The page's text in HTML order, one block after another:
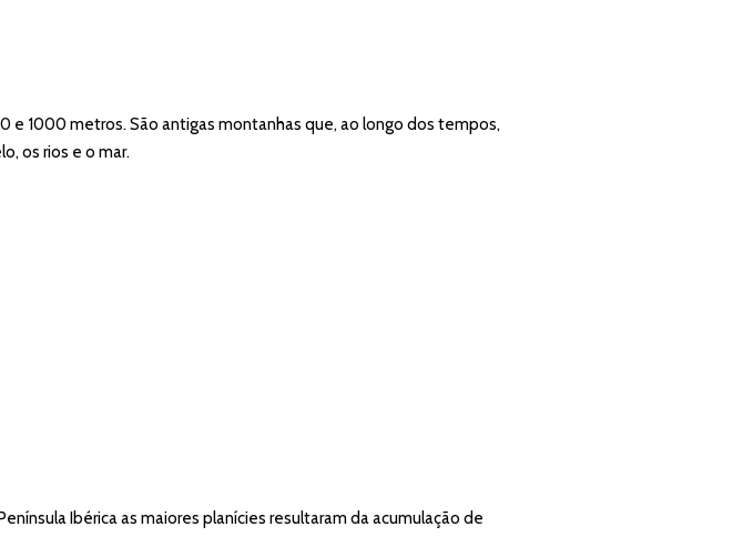
1000 metros. São antigas montanhas que, ao longo dos tempos,
os rios e o mar.
Ibérica as maiores planícies resultaram da acumulação de